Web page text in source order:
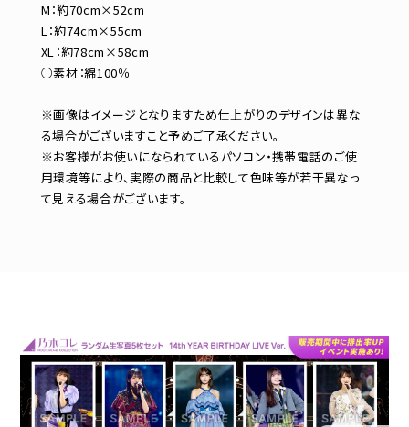
M：約70cm×52cm
L：約74cm×55cm
XL：約78cm×58cm
○素材：綿100％
※画像はイメージとなりますため仕上がりのデザインは異な
る場合がございますこと予めご了承ください。
※お客様がお使いになられているパソコン・携帯電話のご使
用環境等により、実際の商品と比較して色味等が若干異なっ
て見える場合がございます。